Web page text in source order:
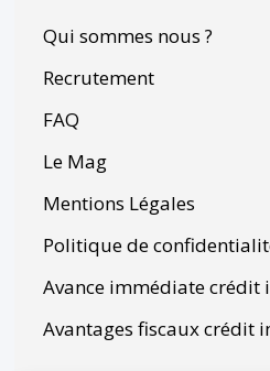
Qui sommes nous ?
Recrutement
FAQ
Le Mag
Mentions Légales
Politique de
Avance immédiate crédit
Avantages fiscaux crédit